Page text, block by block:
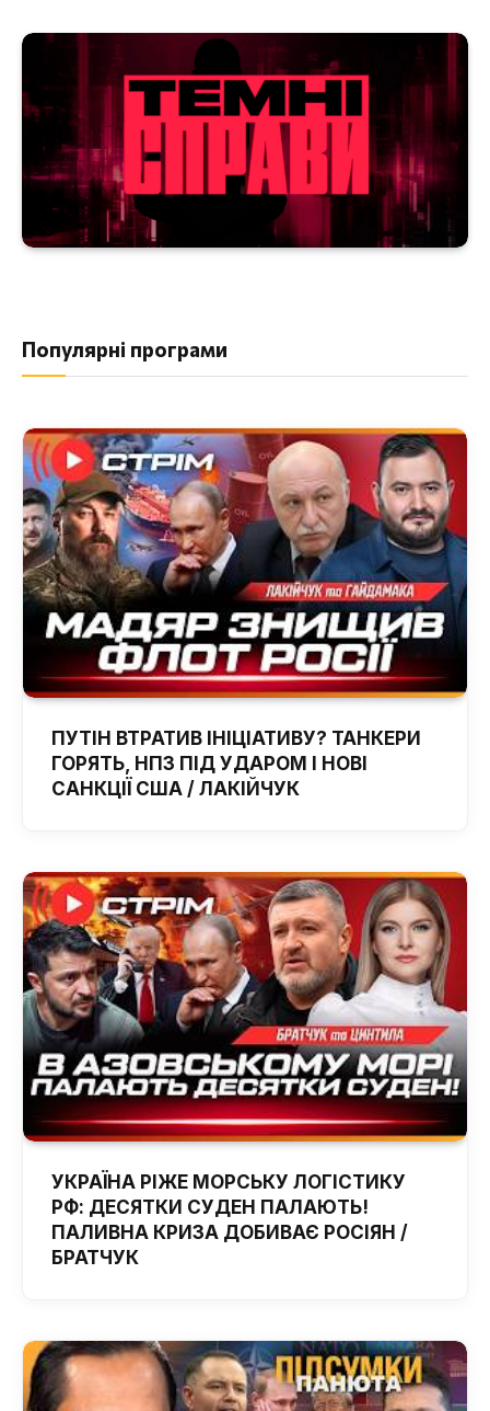
Популярні програми
ПУТІН ВТРАТИВ ІНІЦІАТИВУ? ТАНКЕРИ
ГОРЯТЬ, НПЗ ПІД УДАРОМ І НОВІ
САНКЦІЇ США / ЛАКІЙЧУК
УКРАЇНА РІЖЕ МОРСЬКУ ЛОГІСТИКУ
РФ: ДЕСЯТКИ СУДЕН ПАЛАЮТЬ!
ПАЛИВНА КРИЗА ДОБИВАЄ РОСІЯН /
БРАТЧУК